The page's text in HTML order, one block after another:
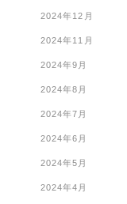
2024年12月
2024年11月
2024年9月
2024年8月
2024年7月
2024年6月
2024年5月
2024年4月